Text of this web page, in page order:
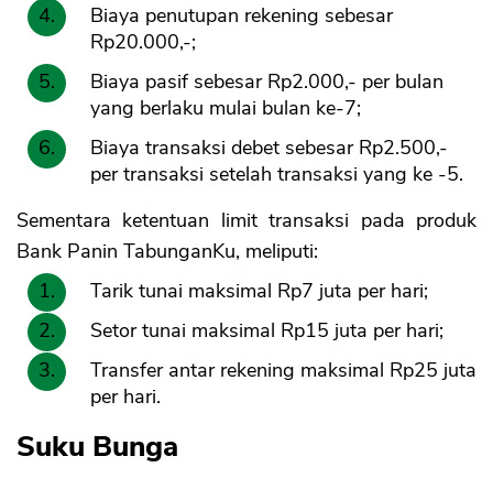
Biaya penutupan rekening sebesar
Rp20.000,-;
Biaya pasif sebesar Rp2.000,- per bulan
yang berlaku mulai bulan ke-7;
Biaya transaksi debet sebesar Rp2.500,-
per transaksi setelah transaksi yang ke -5.
Sementara ketentuan limit transaksi pada produk
Bank Panin TabunganKu, meliputi:
Tarik tunai maksimal Rp7 juta per hari;
Setor tunai maksimal Rp15 juta per hari;
Transfer antar rekening maksimal Rp25 juta
per hari.
Suku Bunga